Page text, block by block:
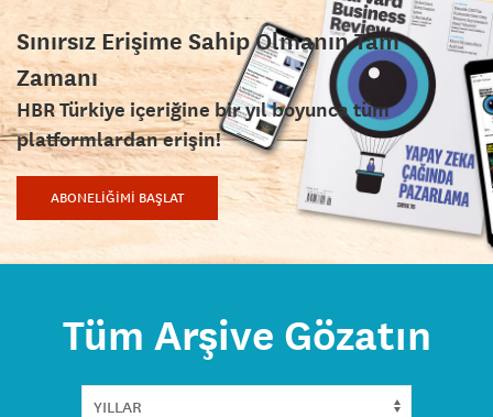
Sınırsız Erişime Sahip Olmanın Tam
Zamanı
HBR Türkiye içeriğine bir yıl boyunca tüm
platformlardan erişin!
ABONELİĞİMİ BAŞLAT
Tüm Arşive Gözatın